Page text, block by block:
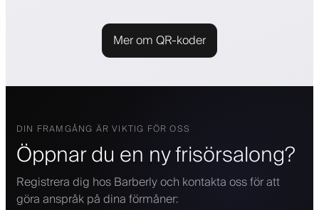
Mer om QR-koder
DIN FRAMGÅNG ÄR VIKTIG FÖR OSS
Öppnar du en ny frisörsalong?
Registrera dig hos Barberly och kontakta oss för att
göra anspråk på dina förmåner: